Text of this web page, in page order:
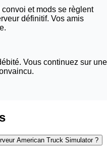
et mods se règlent
définitif. Vos amis
Vous continuez sur une
American Truck Simulator ?